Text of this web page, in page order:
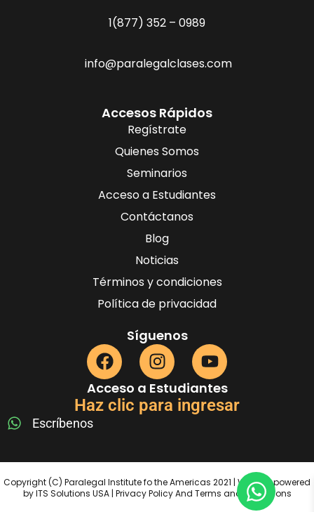
1(877) 352 – 0989
info@paralegalclases.com
Accesos Rápidos
Regístrate
Quienes Somos
Seminarios
Acceso a Estudiantes
Contáctanos
Blog
Noticias
Términos y condiciones
Política de privacidad
Síguenos
Acceso a Estudiantes
Haz clic para ingresar
Escríbenos
Copyright (C) Paralegal Institute fo the Americas 2021 | Website powered
by ITS Solutions USA | Privacy Policy And Terms and Conditions